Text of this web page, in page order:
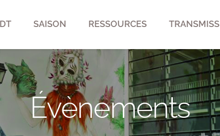
SAISON RESSOURCES
Évènements